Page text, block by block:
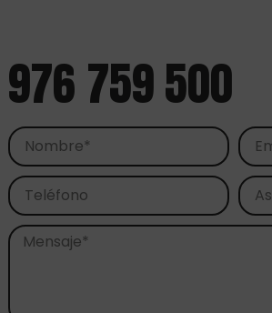
976 759 500